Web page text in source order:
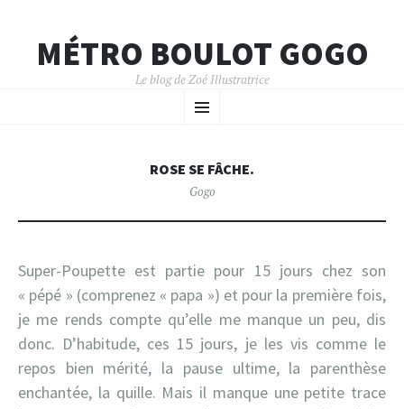
MÉTRO BOULOT GOGO
Le blog de Zoé Illustratrice
MENU
AU
ROSE SE FÂCHE.
Gogo
Super-Poupette est partie pour 15 jours chez son
« pépé » (comprenez « papa ») et pour la première fois,
je me rends compte qu’elle me manque un peu, dis
donc. D’habitude, ces 15 jours, je les vis comme le
repos bien mérité, la pause ultime, la parenthèse
enchantée, la quille. Mais il manque une petite trace